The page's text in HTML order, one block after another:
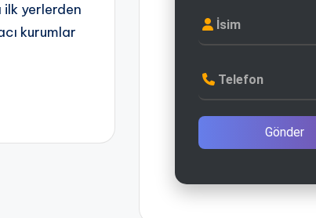
ilk yerlerden
kurumlar
İsim
Telefon
Gönder